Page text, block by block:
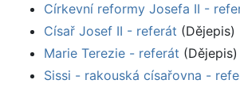
Církevní reformy Josefa II -
Císař Josef II - referát (Dějepis)
Marie Terezie - referát (Dějepis)
Sissi - rakouská císařovna -